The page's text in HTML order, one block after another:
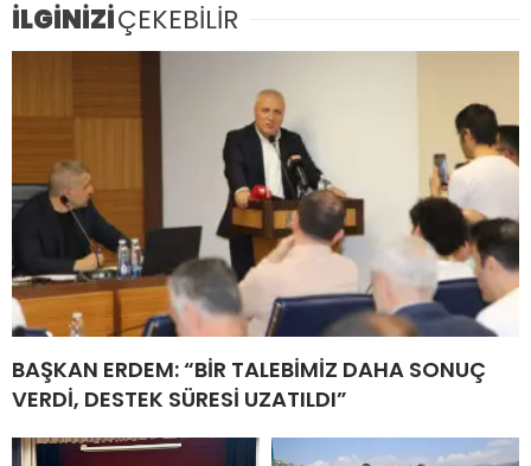
İLGİNİZİÇEKEBİLİR
BAŞKAN ERDEM: “BİR TALEBİMİZ DAHA SONUÇ
VERDİ, DESTEK SÜRESİ UZATILDI”